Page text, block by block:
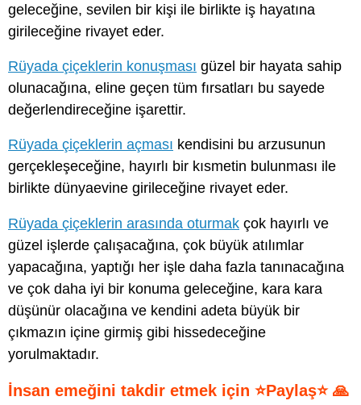
geleceğine, sevilen bir kişi ile birlikte iş hayatına
girileceğine rivayet eder.
Rüyada çiçeklerin konuşması güzel bir hayata sahip
olunacağına, eline geçen tüm fırsatları bu sayede
değerlendireceğine işarettir.
Rüyada çiçeklerin açması kendisini bu arzusunun
gerçekleşeceğine, hayırlı bir kısmetin bulunması ile
birlikte dünyaevine girileceğine rivayet eder.
Rüyada çiçeklerin arasında oturmak çok hayırlı ve
güzel işlerde çalışacağına, çok büyük atılımlar
yapacağına, yaptığı her işle daha fazla tanınacağına
ve çok daha iyi bir konuma geleceğine, kara kara
düşünür olacağına ve kendini adeta büyük bir
çıkmazın içine girmiş gibi hissedeceğine
yorulmaktadır.
İnsan emeğini takdir etmek için ⭐Paylaş⭐ 🙏